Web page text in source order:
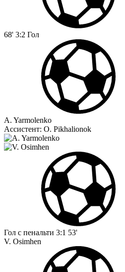
68' 3:2 Гол
A. Yarmolenko
Ассистент: O. Pikhalionok
Гол с пенальти 3:1 53'
V. Osimhen